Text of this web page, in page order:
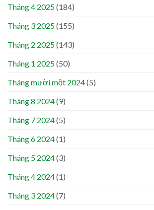
Tháng 4 2025(184)
Tháng 3 2025(155)
Tháng 2 2025(143)
Tháng 1 2025(50)
Tháng mười một 2024(5)
Tháng 8 2024(9)
Tháng 7 2024(5)
Tháng 6 2024(1)
Tháng 5 2024(3)
Tháng 4 2024(1)
Tháng 3 2024(7)